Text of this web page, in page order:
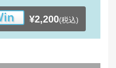
¥2,200(税込)